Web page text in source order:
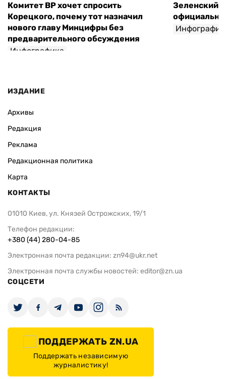
Комитет ВР хочет спросить
Корецкого, почему тот назначил
нового главу Минцифры без
предварительного обсуждения
Инфографика
Зеленский
ИЗДАНИЕ
Архивы
Редакция
Реклама
Редакционная политика
Карта
КОНТАКТЫ
01010 Киев, ул. Князей Острожских, 19/1
Телефон редакции:
+380 (44) 280-04-85
Электронная почта редакции: zn94@ukr.net
Электронная почта службы новостей: editor@zn.ua
СОЦСЕТИ
ПОДДЕРЖАТЬ ZN.UA
Поддержать независимую
журналистику!